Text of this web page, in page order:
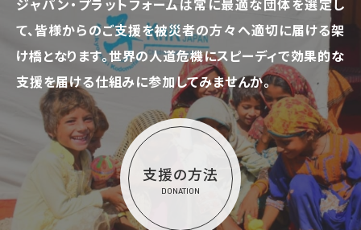
ジャパン・プラットフォームは常に最適な団体を選定し
て、皆様からのご支援を被災者の方々へ適切に届ける架
け橋となります。世界の人道危機にスピーディで効果的な
支援を届ける仕組みに参加してみませんか。
支援の方法
DONATION